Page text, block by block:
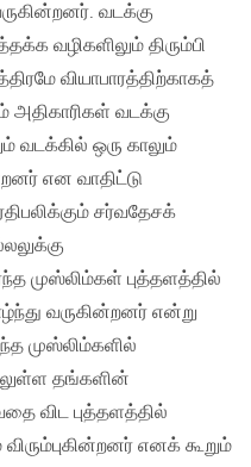
வடக்கு
வழிகளிலும் திரும்பி
வியாபாரத்திற்காகத்
அதிகாரிகள் வடக்கு
வடக்கில் ஒரு காலும்
என வாதிட்டு
சர்வதேசக்
முஸ்லிம்கள் புத்தளத்தில்
வருகின்றனர் என்று
முஸ்லிம்களில்
தங்களின்
விட புத்தளத்தில்
எனக் கூறும்